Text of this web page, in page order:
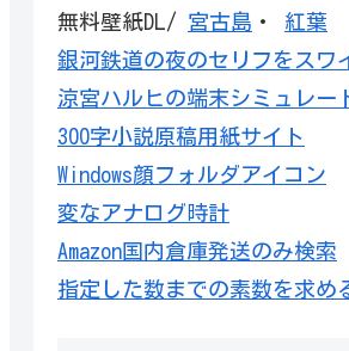
無料壁紙DL/ 宮古島 ・ 紅葉
銀河鉄道の夜のセリフをスワ
涼宮ハルヒの端末シミュレー
300字小説原稿用紙サイト
Windows顔フォルダアイコン
変なアナログ時計
Amazon国内倉庫発送のみ検索
指定した数までの素数を求め